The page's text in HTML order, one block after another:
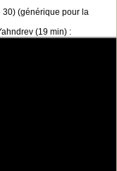
(générique pour la
(19 min) :